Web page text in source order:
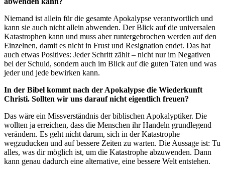
Niemand ist allein für die gesamte Apokalypse verantwortlich und
kann sie auch nicht allein abwenden. Der Blick auf die universalen
Katastrophen kann und muss aber runtergebrochen werden auf den
Einzelnen, damit es nicht in Frust und Resignation endet. Das hat
auch etwas Positives: Jeder Schritt zählt – nicht nur im Negativen
bei der Schuld, sondern auch im Blick auf die guten Taten und was
jeder und jede bewirken kann.
In der Bibel kommt nach der Apokalypse die Wiederkunft
Christi. Sollten wir uns darauf nicht eigentlich freuen?
Das wäre ein Missverständnis der biblischen Apokalyptiker. Die
wollten ja erreichen, dass die Menschen ihr Handeln grundlegend
verändern. Es geht nicht darum, sich in der Katastrophe
wegzuducken und auf bessere Zeiten zu warten. Die Aussage ist: Tu
alles, was dir möglich ist, um die Katastrophe abzuwenden. Dann
kann genau dadurch eine alternative, eine bessere Welt entstehen.